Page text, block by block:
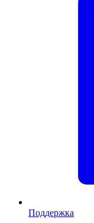
Поддержка